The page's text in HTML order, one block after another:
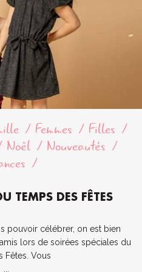
Femmes
Filles
Noël
Nouveautés
TEMPS DES FÊTES
pouvoir célébrer, on est bien
lors de soirées spéciales du
Fêtes. Vous
...